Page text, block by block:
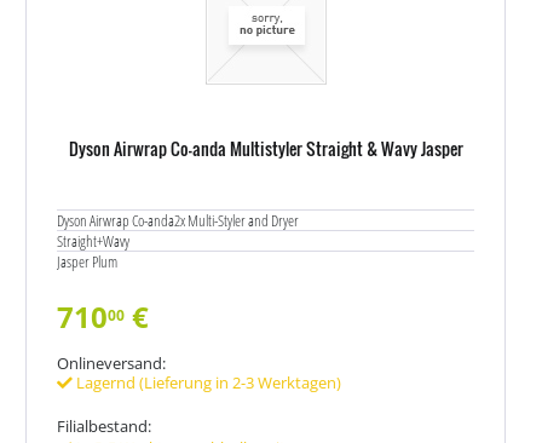
Dyson Airwrap Co-anda Multistyler Straight & Wavy Jasper
Dyson Airwrap Co-anda2x Multi-Styler and Dryer
Straight+Wavy
Jasper Plum
71000 €
Onlineversand:
Lagernd (Lieferung in 2-3 Werktagen)
Filialbestand: